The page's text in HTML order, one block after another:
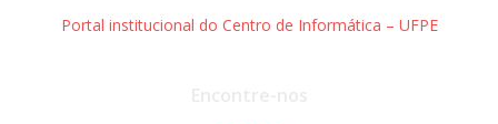
Portal institucional do Centro de Informática – UFPE